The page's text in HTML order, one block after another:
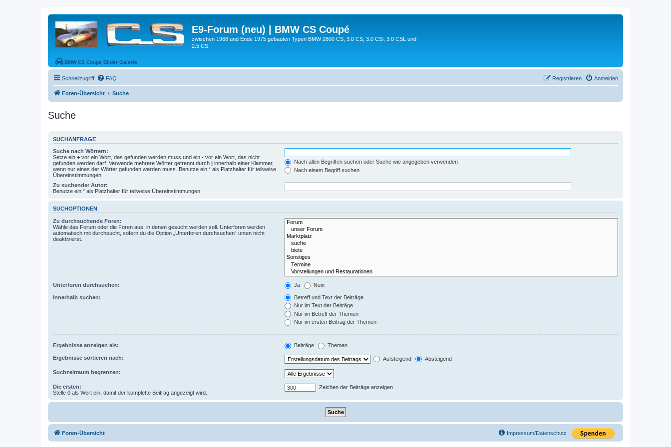
E9-Forum (neu) | BMW CS Coupé
zwischen 1968 und Ende 1975 gebauten Typen BMW 2800 CS, 3.0 CS, 3.0 CSi, 3.0 CSL und
2.5 CS.
BMW CS Coupe Bilder Galerie
Schnellzugriff FAQ Anmelden
Registrieren
Foren-Übersicht Suche
Suche
SUCHANFRAGE
Suche nach Wörtern:
Setze ein + vor ein Wort, das gefunden werden muss und ein - vor ein Wort, das nicht
gefunden werden darf. Verwende mehrere Wörter getrennt durch | innerhalb einer Klammer,
wenn nur eines der Wörter gefunden werden muss. Benutze ein * als Platzhalter für teilweise
Übereinstimmungen.
Nach allen Begriffen suchen oder Suche wie angegeben verwenden
Nach einem Begriff suchen
Zu suchender Autor:
Benutze ein * als Platzhalter für teilweise Übereinstimmungen.
SUCHOPTIONEN
Zu durchsuchende Foren:
Wähle das Forum oder die Foren aus, in denen gesucht werden soll. Unterforen werden
automatisch mit durchsucht, sofern du die Option „Unterforen durchsuchen“ unten nicht
deaktivierst.
Unterforen durchsuchen: Ja Nein
Innerhalb suchen:
Betreff und Text der Beiträge
Nur im Text der Beiträge
Nur im Betreff der Themen
Nur im ersten Beitrag der Themen
Ergebnisse anzeigen als: Beiträge Themen
Ergebnisse sortieren nach: Aufsteigend Absteigend
Suchzeitraum begrenzen:
Die ersten:
Stelle 0 als Wert ein, damit der komplette Beitrag angezeigt wird.
Zeichen der Beiträge anzeigen
Foren-Übersicht Impressum/Datenschutz